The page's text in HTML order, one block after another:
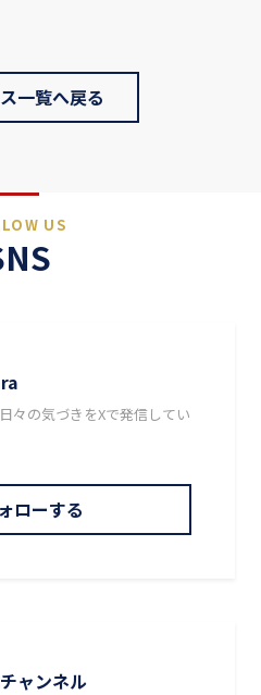
一覧へ戻る
US
々の気づきをXで発信してい
ローする
ャンネル